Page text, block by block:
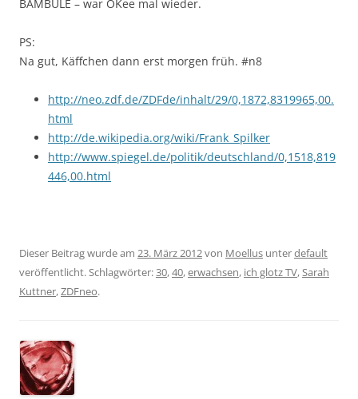
BAMBULE – war OKee mal wieder.
PS:
Na gut, Käffchen dann erst morgen früh. #n8
http://neo.zdf.de/ZDFde/inhalt/29/0,1872,8319965,00.
html
http://de.wikipedia.org/wiki/Frank_Spilker
http://www.spiegel.de/politik/deutschland/0,1518,819
446,00.html
Dieser Beitrag wurde am 23. März 2012von Moellus unterdefault
veröffentlicht. Schlagwörter:30,40,erwachsen, ich glotz TV,Sarah
Kuttner,ZDFneo.